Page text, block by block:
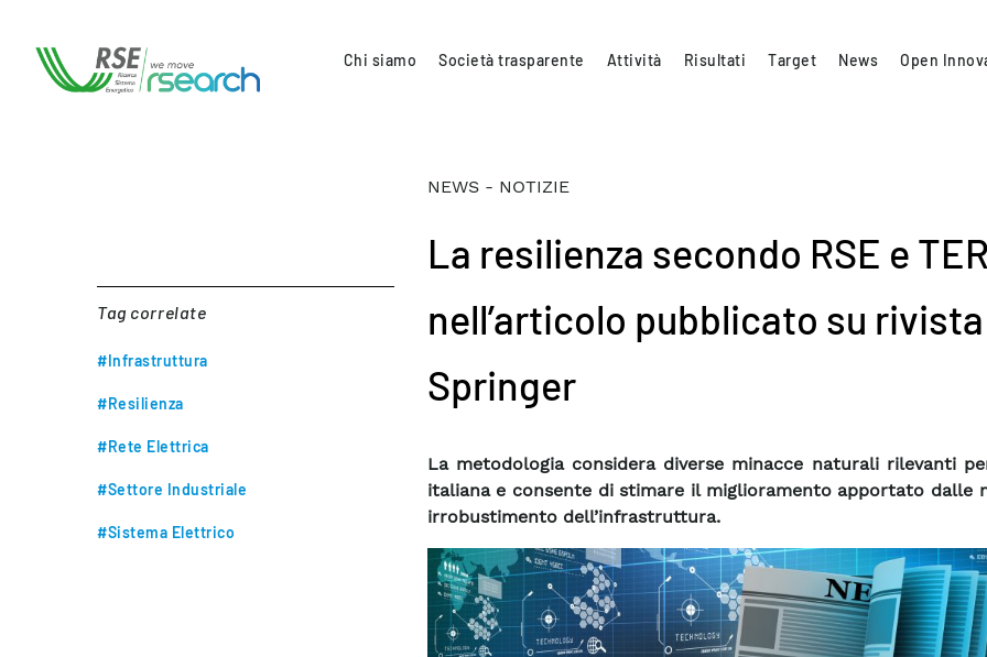
Chi siamo Società trasparente Attività Risultati Target News Open
Tag correlate
#Infrastruttura
#Resilienza
#Rete Elettrica
#Settore Industriale
#Sistema Elettrico
NEWS - NOTIZIE
La resilienza secondo RSE e
nell’articolo pubblicato su rivista
Springer
La metodologia considera diverse minacce naturali rilevanti
italiana e consente di stimare il miglioramento apportato dalle
irrobustimento dell’infrastruttura.